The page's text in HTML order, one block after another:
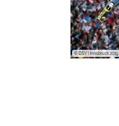
© DSV I Innsbruck 2019